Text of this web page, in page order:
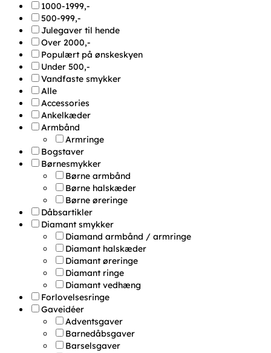
1000-1999,-
500-999,-
Julegaver til hende
Over 2000,-
Populært på ønskeskyen
Under 500,-
Vandfaste smykker
Alle
Accessories
Ankelkæder
Armbånd
Armringe
Bogstaver
Børnesmykker
Børne armbånd
Børne halskæder
Børne øreringe
Dåbsartikler
Diamant smykker
Diamand armbånd / armringe
Diamant halskæder
Diamant øreringe
Diamant ringe
Diamant vedhæng
Forlovelsesringe
Gaveidéer
Adventsgaver
Barnedåbsgaver
Barselsgaver